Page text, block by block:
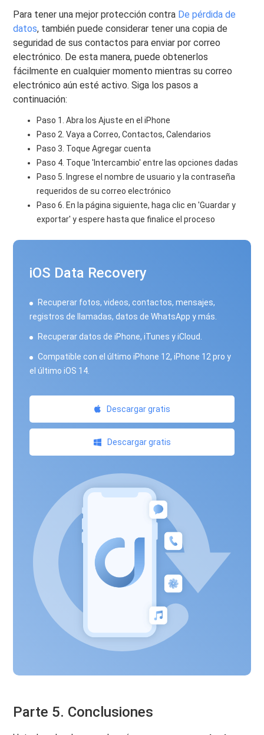
Para tener una mejor protección contra De pérdida de
datos, también puede considerar tener una copia de
seguridad de sus contactos para enviar por correo
electrónico. De esta manera, puede obtenerlos
fácilmente en cualquier momento mientras su correo
electrónico aún esté activo. Siga los pasos a
continuación:
Paso 1. Abra los Ajuste en el iPhone
Paso 2. Vaya a Correo, Contactos, Calendarios
Paso 3. Toque Agregar cuenta
Paso 4. Toque 'Intercambio' entre las opciones dadas
Paso 5. Ingrese el nombre de usuario y la contraseña
requeridos de su correo electrónico
Paso 6. En la página siguiente, haga clic en 'Guardar y
exportar' y espere hasta que finalice el proceso
iOS Data Recovery
Recuperar fotos, videos, contactos, mensajes,
registros de llamadas, datos de WhatsApp y más.
Recuperar datos de iPhone, iTunes y iCloud.
Compatible con el último iPhone 12, iPhone 12 pro y
el último iOS 14.
Descargar gratis
Descargar gratis
Parte 5. Conclusiones